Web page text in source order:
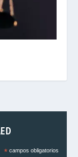
*campos obligatorios